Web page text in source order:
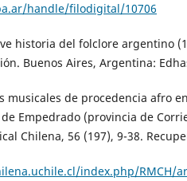
handle/filodigital/10706
historia del folclore argentino
Buenos Aires, Argentina:
musicales de procedencia afro
Empedrado (provincia de
Chilena, 56 (197), 9-38.
index.php/RMCH/